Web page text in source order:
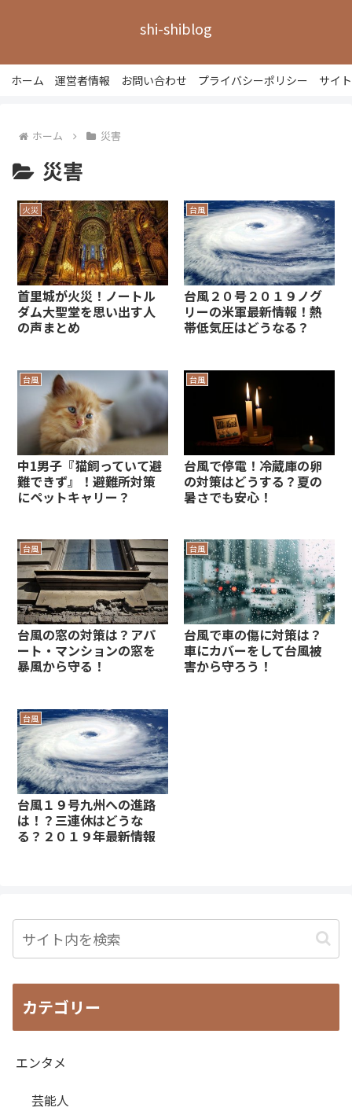
shi-shiblog
ホーム 運営者情報 お問い合わせ プライバシーポリシー サイ
ホーム 災害
災害
火災
首里城が火災！ノートル
ダム大聖堂を思い出す人
の声まとめ
台風
台風２０号２０１９ノグ
リーの米軍最新情報！熱
帯低気圧はどうなる？
台風
中1男子『猫飼っていて避
難できず』！避難所対策
にペットキャリー？
台風
台風で停電！冷蔵庫の卵
の対策はどうする？夏の
暑さでも安心！
台風
台風の窓の対策は？アパ
ート・マンションの窓を
暴風から守る！
台風
台風で車の傷に対策は？
車にカバーをして台風被
害から守ろう！
台風
台風１９号九州への進路
は！？三連休はどうな
る？２０１９年最新情報
カテゴリー
エンタメ
芸能人